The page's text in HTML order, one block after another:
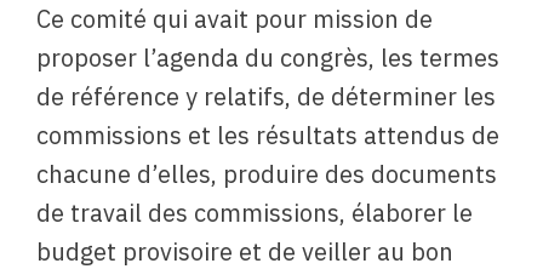
Ce comité qui avait pour mission de
proposer l’agenda du congrès, les termes
de référence y relatifs, de déterminer les
commissions et les résultats attendus de
chacune d’elles, produire des documents
de travail des commissions, élaborer le
budget provisoire et de veiller au bon